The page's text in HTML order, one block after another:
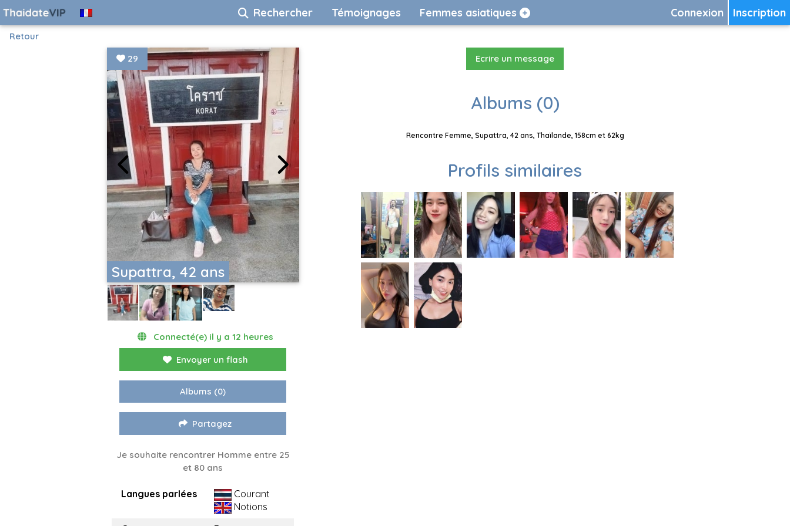
Inscription
Connexion
Rechercher Témoignages Femmes asiatiques
Retour
Supattra, 42 ans
29
Connecté(e) il y a 12 heures
Envoyer un flash
Albums (0)
Partagez
Je souhaite rencontrer Homme entre 25
et 80 ans
Langues parlées
Courant
Notions
Ecrire un message
Albums (0)
Rencontre Femme, Supattra, 42 ans, Thaïlande, 158cm et 62kg
Profils similaires